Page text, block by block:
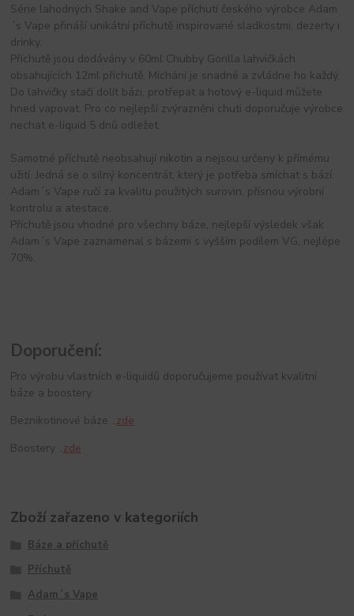
Série lahodných Shake and Vape příchutí českého výrobce Adam
´s Vape přináší unikátní příchutě inspirované sladkostmi, dezerty i
drinky.
Příchutě jsou dodávány v 60ml Chubby Gorilla lahvičkách
obsahujících 12ml příchutě. Míchání je snadné a zvládne ho každý.
Do lahvičky stačí dolít bázi, protřepat a hotový e-liquid můžete
hned vapovat. Pro co nejlepší zvýrazněni chuti doporučuje výrobce
nechat e-liquid 5 dnů odležet.
Samotné příchutě neobsahují nikotin a nejsou určeny k přímému
užití. Jedná se o silný koncentrát, který je potřeba smíchat s bází.
Adam´s Vape ručí za kvalitu použitých surovin, přísnou výrobní
kontrolu a atestace.
Příchutě jsou vhodné pro všechny báze, nejlepší výsledek však
Adam´s Vape zaznamenal s bázemi s vyšším podílem VG, nejlépe
70%.
Doporučení:
Pro výrobu vlastních e-liquidů doporučujeme používat kvalitní
báze a boostery.
Beznikotinové báze ..zde
Boostery ..zde
Zboží zařazeno v kategoriích
Báze a příchutě
Příchutě
Adam´s Vape